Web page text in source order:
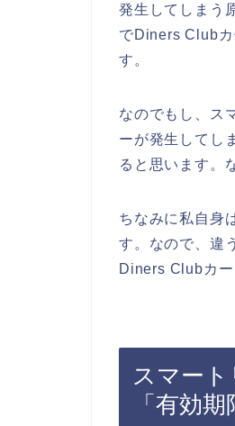
発生してしまう
でDiners Clubカ
す。
なのでもし、ス
ーが発生してし
ると思います。
ちなみに私自身
す。なので、違
Diners Clubカ
スマート
「有効